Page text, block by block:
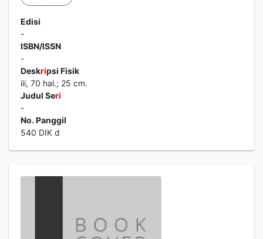
Edisi
-
ISBN/ISSN
-
Deskripsi Fisik
iii, 70 hal.; 25 cm.
Judul Seri
-
No. Panggil
540 DIK d